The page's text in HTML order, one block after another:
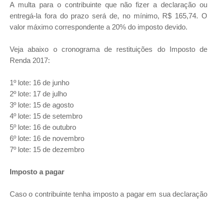
A multa para o contribuinte que não fizer a declaração ou
entregá-la fora do prazo será de, no mínimo, R$ 165,74. O
valor máximo correspondente a 20% do imposto devido.
Veja abaixo o cronograma de restituições do Imposto de
Renda 2017:
1º lote: 16 de junho
2º lote: 17 de julho
3º lote: 15 de agosto
4º lote: 15 de setembro
5º lote: 16 de outubro
6º lote: 16 de novembro
7º lote: 15 de dezembro
Imposto a pagar
Caso o contribuinte tenha imposto a pagar em sua declaração